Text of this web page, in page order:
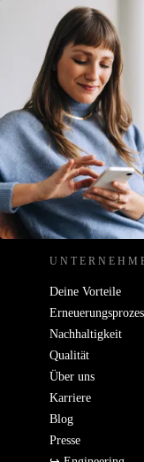
REFURBED
Deine Vorteile
Nachhaltigkeit
Qualität
Über uns
Karriere
Blog
Presse